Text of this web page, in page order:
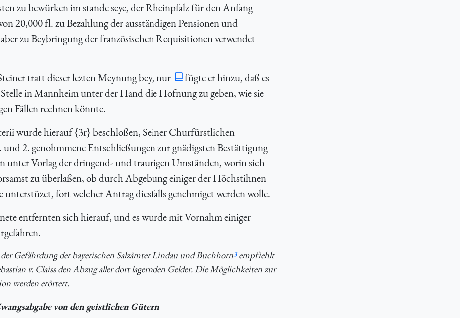
zu bewürken im stande seye, der Rheinpfalz für den Anfang
20,000fl.zu Bezahlung der ausständigen Pensionen und
aber zu Beybringung der französischen Requisitionen verwendet
tratt dieser lezten Meynung bey, nur
fügte er hinzu, daß es
in Mannheim unter der Hand die Hofnung zu geben, wie sie
Fällen rechnen könnte.
wurde hierauf {3r} beschloßen, Seiner Churfürstlichen
2. genohmmene Entschließungen zur gnädigsten Bestättigung
unter Vorlag der dringend- und traurigen Umständen, worin sich
zu überlaßen, ob durch Abgebung einiger der Höchstihnen
unterstüzet, fort welcher Antrag diesfalls genehmiget werden wolle.
entfernten sich hierauf, und es wurde mit Vornahm einiger
der Gefährdung der bayerischen Salzämter Lindau und Buchhorn3empfiehlt
v. Claiss den Abzug aller dort lagernden Gelder. Die Möglichkeiten zur
werden erörtert.
von den geistlichen Gütern